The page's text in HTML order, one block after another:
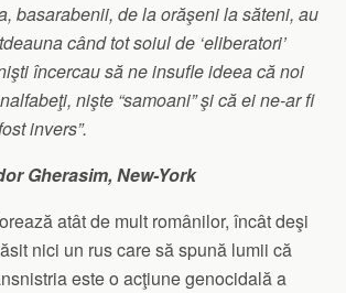
basarabenii, de la orăşeni la săteni, au
când tot soiul de ‘eliberatori’
încercau să ne insufle ideea că noi
nişte “samoani” şi că ei ne-ar fi
invers”.
Gherasim, New-York
atât de mult românilor, încât deşi
nici un rus care să spună lumii că
este o acţiune genocidală a